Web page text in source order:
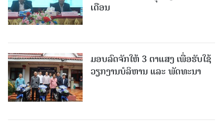
ເດືອນ
ມອບລົດຈັກໃຫ້ 3 ຕາແສງ ເພື່ອຮັບໃຊ້
ວຽກງານບໍລິຫານ ແລະ ພັດທະນາ